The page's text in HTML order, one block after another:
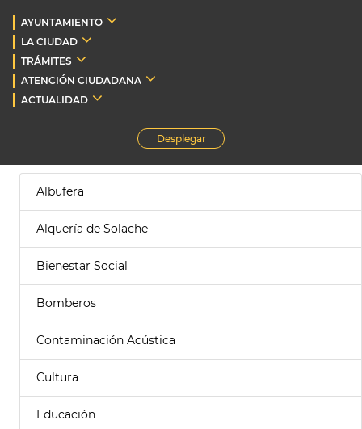
AYUNTAMIENTO
LA CIUDAD
TRÁMITES
ATENCIÓN CIUDADANA
ACTUALIDAD
Desplegar
Albufera
Alquería de Solache
Bienestar Social
Bomberos
Contaminación Acústica
Cultura
Educación